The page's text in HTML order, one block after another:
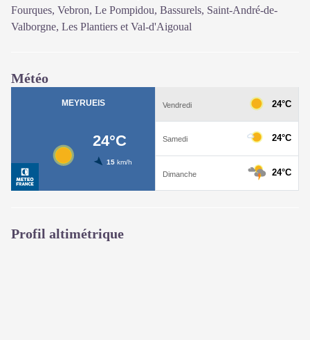
Fourques, Vebron, Le Pompidou, Bassurels, Saint-André-de-
Valborgne, Les Plantiers et Val-d'Aigoual
Météo
Profil altimétrique